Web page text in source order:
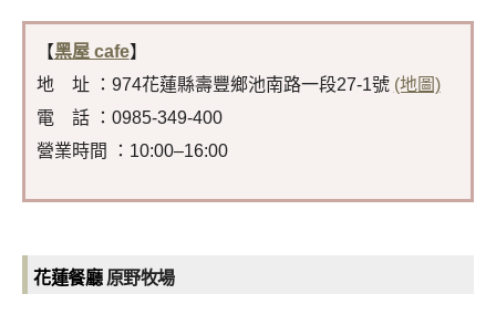
【黑屋 cafe】
地 址 ：974花蓮縣壽豐鄉池南路一段27-1號 (地圖)
電 話 ：0985-349-400
營業時間 ：10:00–16:00
花蓮餐廳 原野牧場